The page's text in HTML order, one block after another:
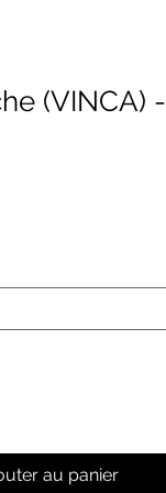
(VINCA) -
au panier